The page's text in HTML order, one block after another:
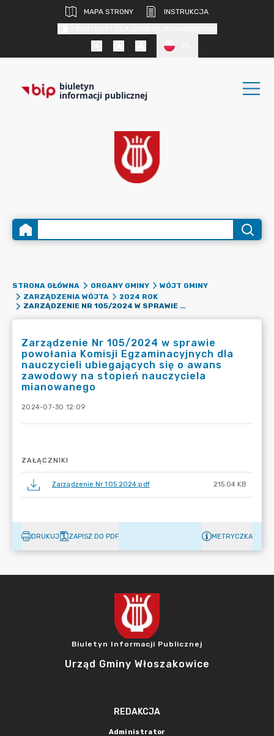
MAPA STRONY
INSTRUKCJA
biuletyn
informacji publicznej
STRONA GŁÓWNA ORGANY GMINY
WÓJT GMINY
ZARZĄDZENIA WÓJTA
2024 ROK
ZARZĄDZENIE NR 105/2024 W SPRAWIE POWOŁANIA KOMISJI EGZAMINACYJNYCH DLA NAUCZYCIELI UBIEGAJĄCYCH SIĘ O AWANS ZAWODOWY NA STOPIEŃ NAUCZYCIELA MIANOWANEGO
Zarządzenie Nr 105/2024 w sprawie
powołania Komisji Egzaminacyjnych dla
nauczycieli ubiegających się o awans
zawodowy na stopień nauczyciela
mianowanego
2024-07-30 12:09
ZAŁĄCZNIKI
Zarządzenie Nr 105.2024.pdf 215.04 KB
DRUKUJ ZAPISZ DO PDF METRYCZKA
Biuletyn Informacji Publicznej
Urząd Gminy Włoszakowice
REDAKCJA
Administrator